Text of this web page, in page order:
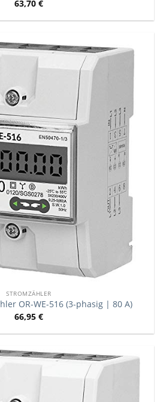
63,70 €
STROMZÄHLER
OR-WE-516 (3-phasig | 80 A)
66,95 €